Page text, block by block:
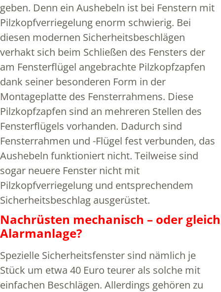
geben. Denn ein Aushebeln ist bei Fenstern mit
Pilzkopfverriegelung enorm schwierig. Bei
diesen modernen Sicherheitsbeschlägen
verhakt sich beim Schließen des Fensters der
am Fensterflügel angebrachte Pilzkopfzapfen
dank seiner besonderen Form in der
Montageplatte des Fensterrahmens. Diese
Pilzkopfzapfen sind an mehreren Stellen des
Fensterflügels vorhanden. Dadurch sind
Fensterrahmen und -Flügel fest verbunden, das
Aushebeln funktioniert nicht. Teilweise sind
sogar neuere Fenster nicht mit
Pilzkopfverriegelung und entsprechendem
Sicherheitsbeschlag ausgerüstet.
Nachrüsten mechanisch – oder gleich
Alarmanlage?
Spezielle Sicherheitsfenster sind nämlich je
Stück um etwa 40 Euro teurer als solche mit
einfachen Beschlägen. Allerdings gehören zu